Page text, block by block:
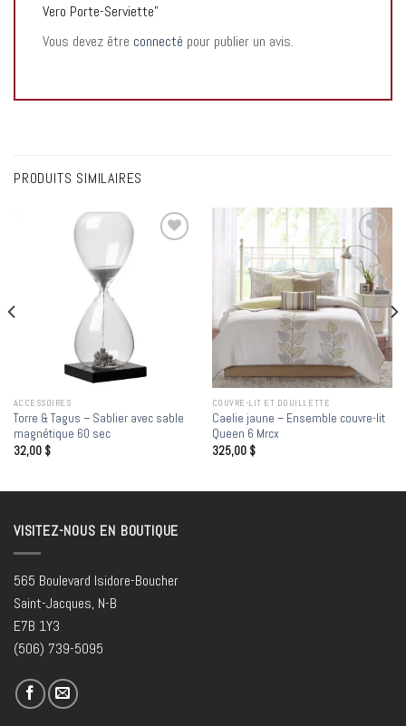
Vero Porte-Serviette”
Vous devez être connecté pour publier un avis.
PRODUITS SIMILAIRES
ACCESSOIRES
Torre & Tagus – Sablier avec sable
magnétique 60 sec
32,00 $
Add to
wishlist
COUVRE-LIT ET DOUILLETTE
Caelie jaune – Ensemble couvre-lit
Queen 6 Mrcx
325,00 $
VISITEZ-NOUS EN BOUTIQUE
565 Boulevard Isidore-Boucher
Saint-Jacques, N-B
E7B 1Y3
(506) 739-5095